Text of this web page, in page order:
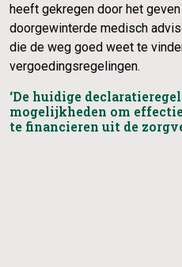
heeft gekregen door het
doorgewinterde medisch
die de weg goed weet te
vergoedingsregelingen.
‘De huidige
mogelijkheden om
te financieren uit de